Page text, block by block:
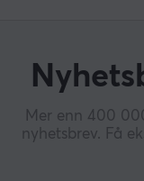
Mer enn 400
nyhetsbrev. Få